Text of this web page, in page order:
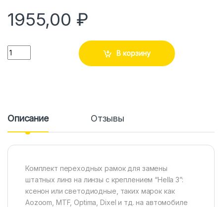
1955,00 ₽
Количество
В корзину
Описание Отзывы
Комплект переходных рамок для замены
штатных линз на линзы с креплением “Hella 3”:
ксенон или светодиодные, таких марок как
Aozoom, MTF, Optima, Dixel и тд. на автомобиле